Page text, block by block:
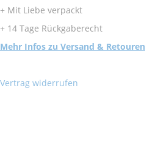
+ Mit Liebe verpackt
+ 14 Tage Rückgaberecht
Mehr Infos zu Versand & Retouren
Vertrag widerrufen